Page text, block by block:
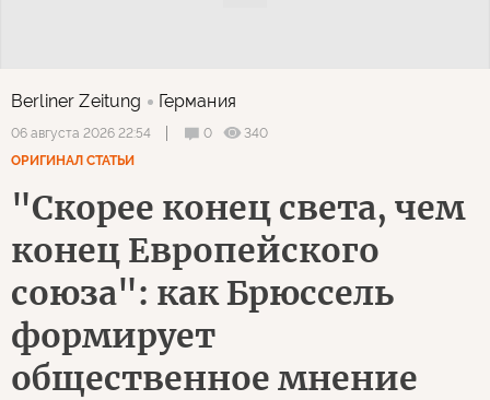
Berliner Zeitung Германия
06 августа 2026 22:54 0
340
ОРИГИНАЛ СТАТЬИ
"Скорее конец света, чем
конец Европейского
союза": как Брюссель
формирует
общественное мнение